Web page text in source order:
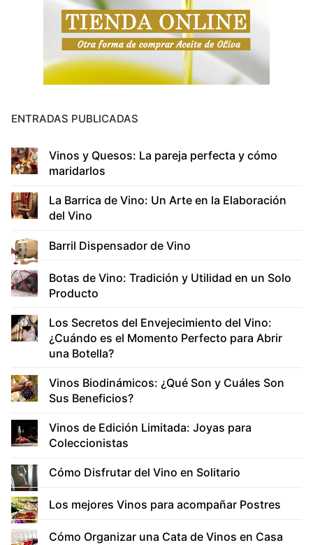
ENTRADAS PUBLICADAS
Vinos y Quesos: La pareja perfecta y cómo
maridarlos
La Barrica de Vino: Un Arte en la Elaboración
del Vino
Barril Dispensador de Vino
Botas de Vino: Tradición y Utilidad en un Solo
Producto
Los Secretos del Envejecimiento del Vino:
¿Cuándo es el Momento Perfecto para Abrir
una Botella?
Vinos Biodinámicos: ¿Qué Son y Cuáles Son
Sus Beneficios?
Vinos de Edición Limitada: Joyas para
Coleccionistas
Cómo Disfrutar del Vino en Solitario
Los mejores Vinos para acompañar Postres
Cómo Organizar una Cata de Vinos en Casa